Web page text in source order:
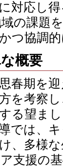
対応し
の課題
つ協調
概要
春期を
を考察
る望ま
では、
、多様
支援の